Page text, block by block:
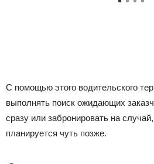
С помощью этого водительского
выполнять поиск ожидающих
сразу или забронировать на
планируется чуть позже.